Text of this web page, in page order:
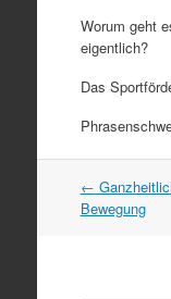
Worum geht
eigentlich?
Das
Artikel
Navigation
←
Bewegung